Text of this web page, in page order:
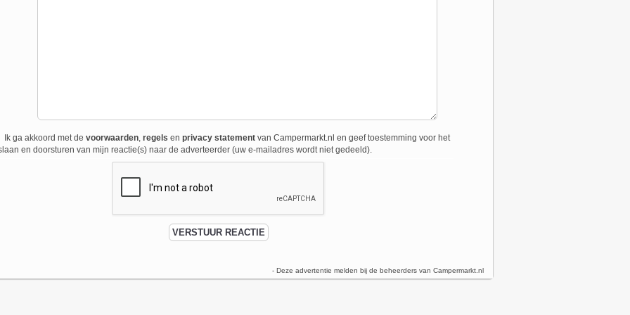
Ik ga akkoord met de voorwaarden, regels en privacy statementvan Campermarkt.nl en geef toestemming voor het
en doorsturen van mijn reactie(s) naar de adverteerder (uw e-mailadres wordt niet gedeeld).
- Deze advertentie melden bij de beheerders van Campermarkt.nl